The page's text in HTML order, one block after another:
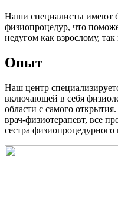
Наши специалисты имеют
физиопроцедур, что
недугом как взрослому, так
Опыт
Наш центр
включающей в себя
области с самого
врач-физиотерапевт, все
сестра физиопроцедурного